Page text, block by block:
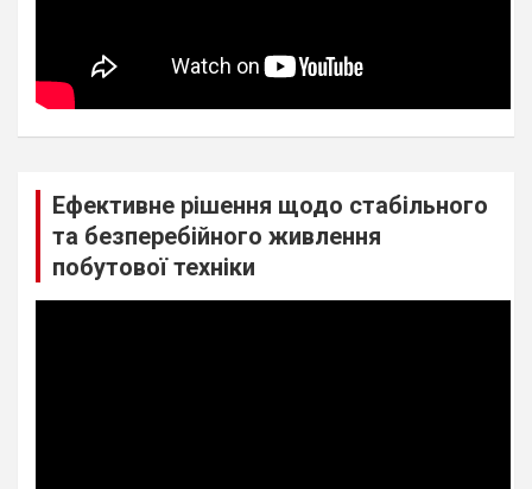
Ефективне рішення щодо стабільного
та безперебійного живлення
побутової техніки